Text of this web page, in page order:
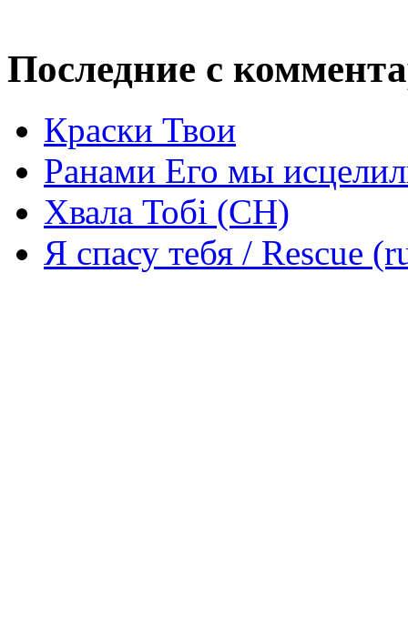
Последние с
Краски Твои
Ранами Его мы
Хвала Тобі (СН)
Я спасу тебя / Rescue